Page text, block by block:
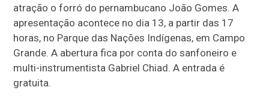
atração o forró do pernambucano João Gomes. A
apresentação acontece no dia 13, a partir das 17
horas, no Parque das Nações Indígenas, em Campo
Grande. A abertura fica por conta do sanfoneiro e
multi-instrumentista Gabriel Chiad. A entrada é
gratuita.